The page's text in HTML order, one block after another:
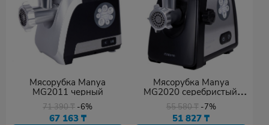
Мясорубка Manya
MG2011 черный
71 390₸ -6%
67 163 ₸
Мясорубка Manya
MG2020 серебристый,
черный
55 580₸ -7%
51 827₸